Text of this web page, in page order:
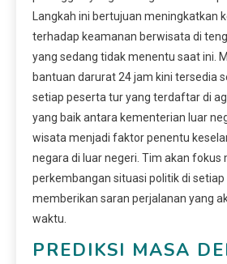
Langkah ini bertujuan meningkatkan
terhadap keamanan berwisata di
yang sedang tidak menentu saat ini.
bantuan darurat 24 jam kini tersedia
setiap peserta tur yang terdaftar di
yang baik antara kementerian luar
wisata menjadi faktor penentu
negara di luar negeri. Tim akan fokus
perkembangan situasi politik di
memberikan saran perjalanan yang
waktu.
PREDIKSI MASA